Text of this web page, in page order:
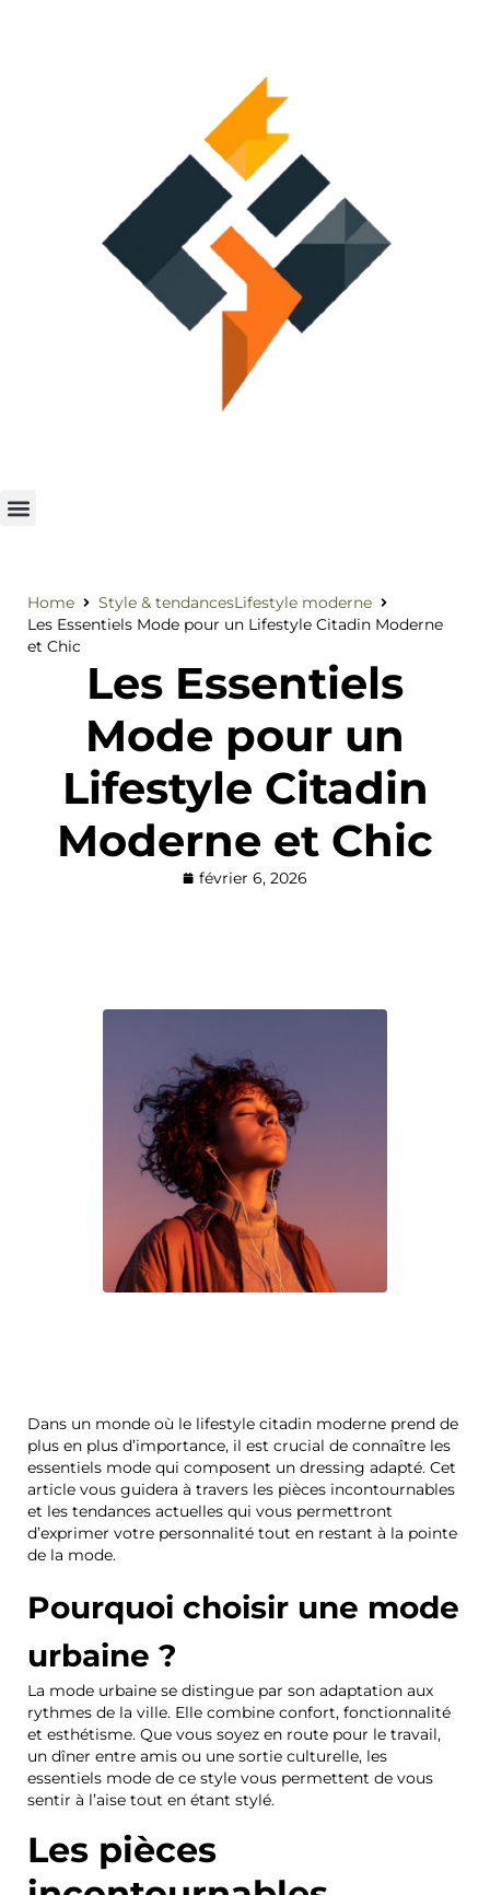
Home Style & tendancesLifestyle moderne
Les Essentiels Mode pour un Lifestyle Citadin Moderne
et Chic
Les Essentiels
Mode pour un
Lifestyle Citadin
Moderne et Chic
février 6, 2026
Dans un monde où le lifestyle citadin moderne prend de
plus en plus d’importance, il est crucial de connaître les
essentiels mode qui composent un dressing adapté. Cet
article vous guidera à travers les pièces incontournables
et les tendances actuelles qui vous permettront
d’exprimer votre personnalité tout en restant à la pointe
de la mode.
Pourquoi choisir une mode
urbaine ?
La mode urbaine se distingue par son adaptation aux
rythmes de la ville. Elle combine confort, fonctionnalité
et esthétisme. Que vous soyez en route pour le travail,
un dîner entre amis ou une sortie culturelle, les
essentiels mode de ce style vous permettent de vous
sentir à l’aise tout en étant stylé.
Les pièces